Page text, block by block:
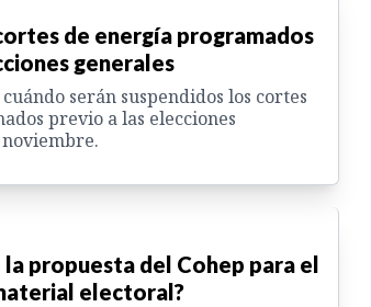
de energía programados
generales
serán suspendidos los cortes
previo a las elecciones
la propuesta del Cohep para el
electoral?